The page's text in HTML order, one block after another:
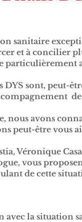
sanitaire
et à concilier
particulièrement
sont, peut-
avons
peut-être vous
Véronique
vous
de cette
la situation